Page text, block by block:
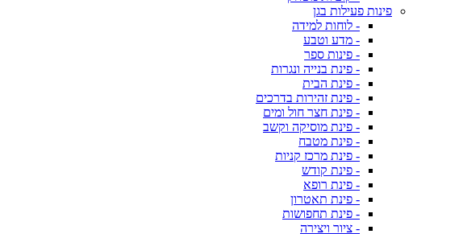
פינות פעילות בגן
- לוחות למידה
- מדע וטבע
- פינות ספר
- פינת בנייה ונגרות
- פינת הבית
- פינת זהירות בדרכים
- פינת חצר חול ומים
- פינת מוסיקה וקשב
- פינת מטבח
- פינת מרכז קניות
- פינת קודש
- פינת רופא
- פינת תאטרון
- פינת תחפושות
- ציור ויצירה